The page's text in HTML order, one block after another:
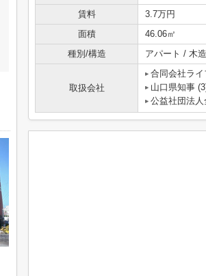
賃料 3.7万円
面積
46.06㎡
種別/構造
アパート / 木造
取扱会社
合同会社ライ
山口県知事
公益社団法